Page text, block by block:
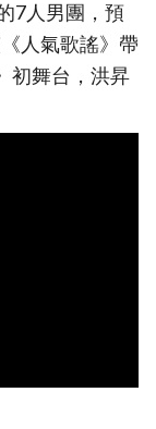
7人男團，預
人氣歌謠》帶
初舞台，洪昇